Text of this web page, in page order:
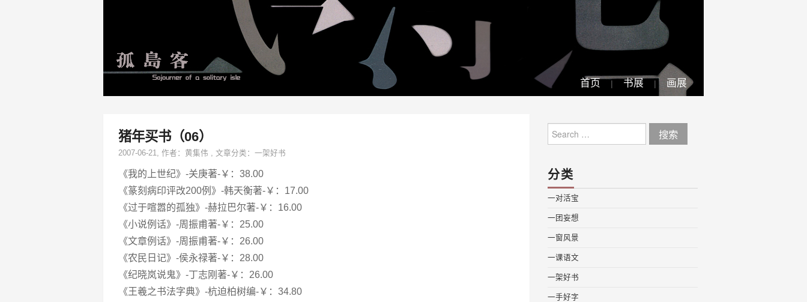
首页 书展 画展
猪年买书（06）
2007-06-21, 作者： 黄集伟 , 文章分类： 一架好书
《我的上世纪》-关庚著-￥：38.00
《篆刻病印评改200例》-韩天衡著-￥：17.00
《过于喧嚣的孤独》-赫拉巴尔著-￥：16.00
《小说例话》-周振甫著-￥：25.00
《文章例话》-周振甫著-￥：26.00
《农民日记》-侯永禄著-￥：28.00
《纪晓岚说鬼》-丁志刚著-￥：26.00
《王羲之书法字典》-杭迫柏树编-￥：34.80
for:
分类
一对活宝
一团妄想
一窗风景
一课语文
一架好书
一手好字